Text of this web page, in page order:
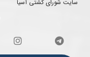
سایت شورای کشتی آسیا